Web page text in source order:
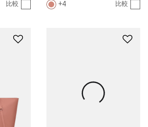
比較 4 比較